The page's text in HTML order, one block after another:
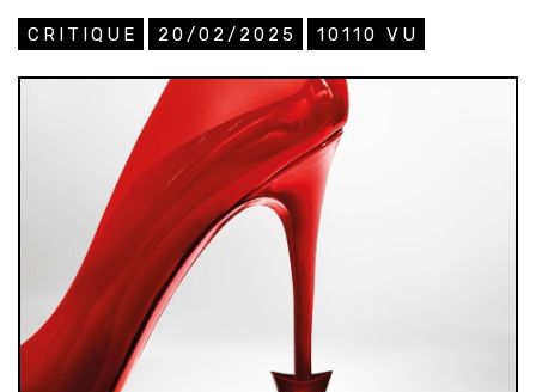
CRITIQUE 20/02/2025 10110 VU